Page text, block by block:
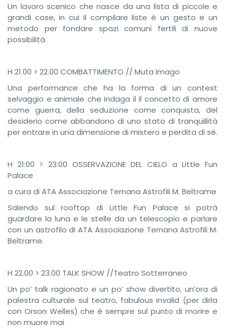
Un lavoro scenico che nasce da una lista di piccole e
grandi cose, in cui il compilare liste è un gesto e un
metodo per fondare spazi comuni fertili di nuove
possibilità
H 21.00 > 22.00 COMBATTIMENTO // Muta Imago
Una performance che ha la forma di un contest
selvaggio e animale che indaga il il concetto di amore
come guerra, della seduzione come conquista, del
desiderio come abbandono di uno stato di tranquillità
per entrare in una dimensione di mistero e perdita di sé.
H 21:00 > 23:00 OSSERVAZIONE DEL CIELO a Little Fun
Palace
a cura di ATA Associazione Ternana Astrofili M. Beltrame
Salendo sul rooftop di Little Fun Palace si potrà
guardare la luna e le stelle da un telescopio e parlare
con un astrofilo di ATA Associazione Ternana Astrofili M.
Beltrame.
H 22.00 > 23.00 TALK SHOW //Teatro Sotterraneo
Un po’ talk ragionato e un po’ show divertito, un’ora di
palestra culturale sul teatro, fabulous invalid (per dirla
con Orson Welles) che è sempre sul punto di morire e
non muore mai